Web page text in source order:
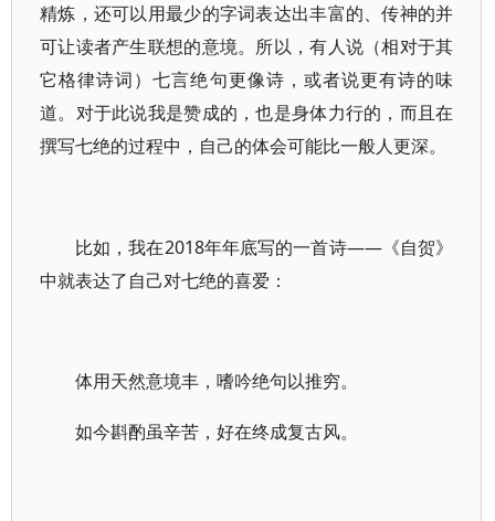
精炼，还可以用最少的字词表达出丰富的、传神的并
可让读者产生联想的意境。所以，有人说（相对于其
它格律诗词）七言绝句更像诗，或者说更有诗的味
道。对于此说我是赞成的，也是身体力行的，而且在
撰写七绝的过程中，自己的体会可能比一般人更深。
比如，我在2018年年底写的一首诗——《自贺》
中就表达了自己对七绝的喜爱：
体用天然意境丰，嗜吟绝句以推穷。
如今斟酌虽辛苦，好在终成复古风。